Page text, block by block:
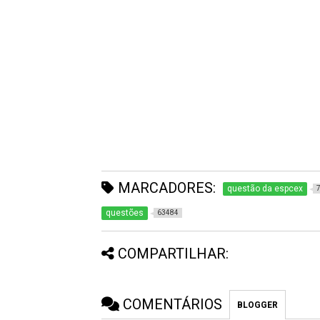
MARCADORES: questão da espcex
questões 63484
COMPARTILHAR:
COMENTÁRIOS BLOGGER